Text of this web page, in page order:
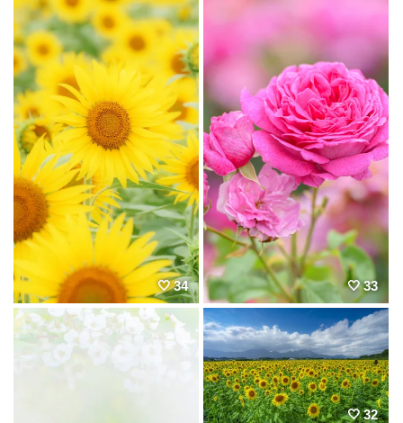
34 33
32